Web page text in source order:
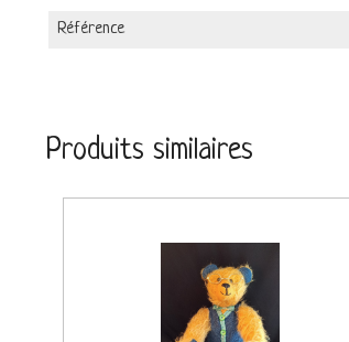
Référence
Produits similaires